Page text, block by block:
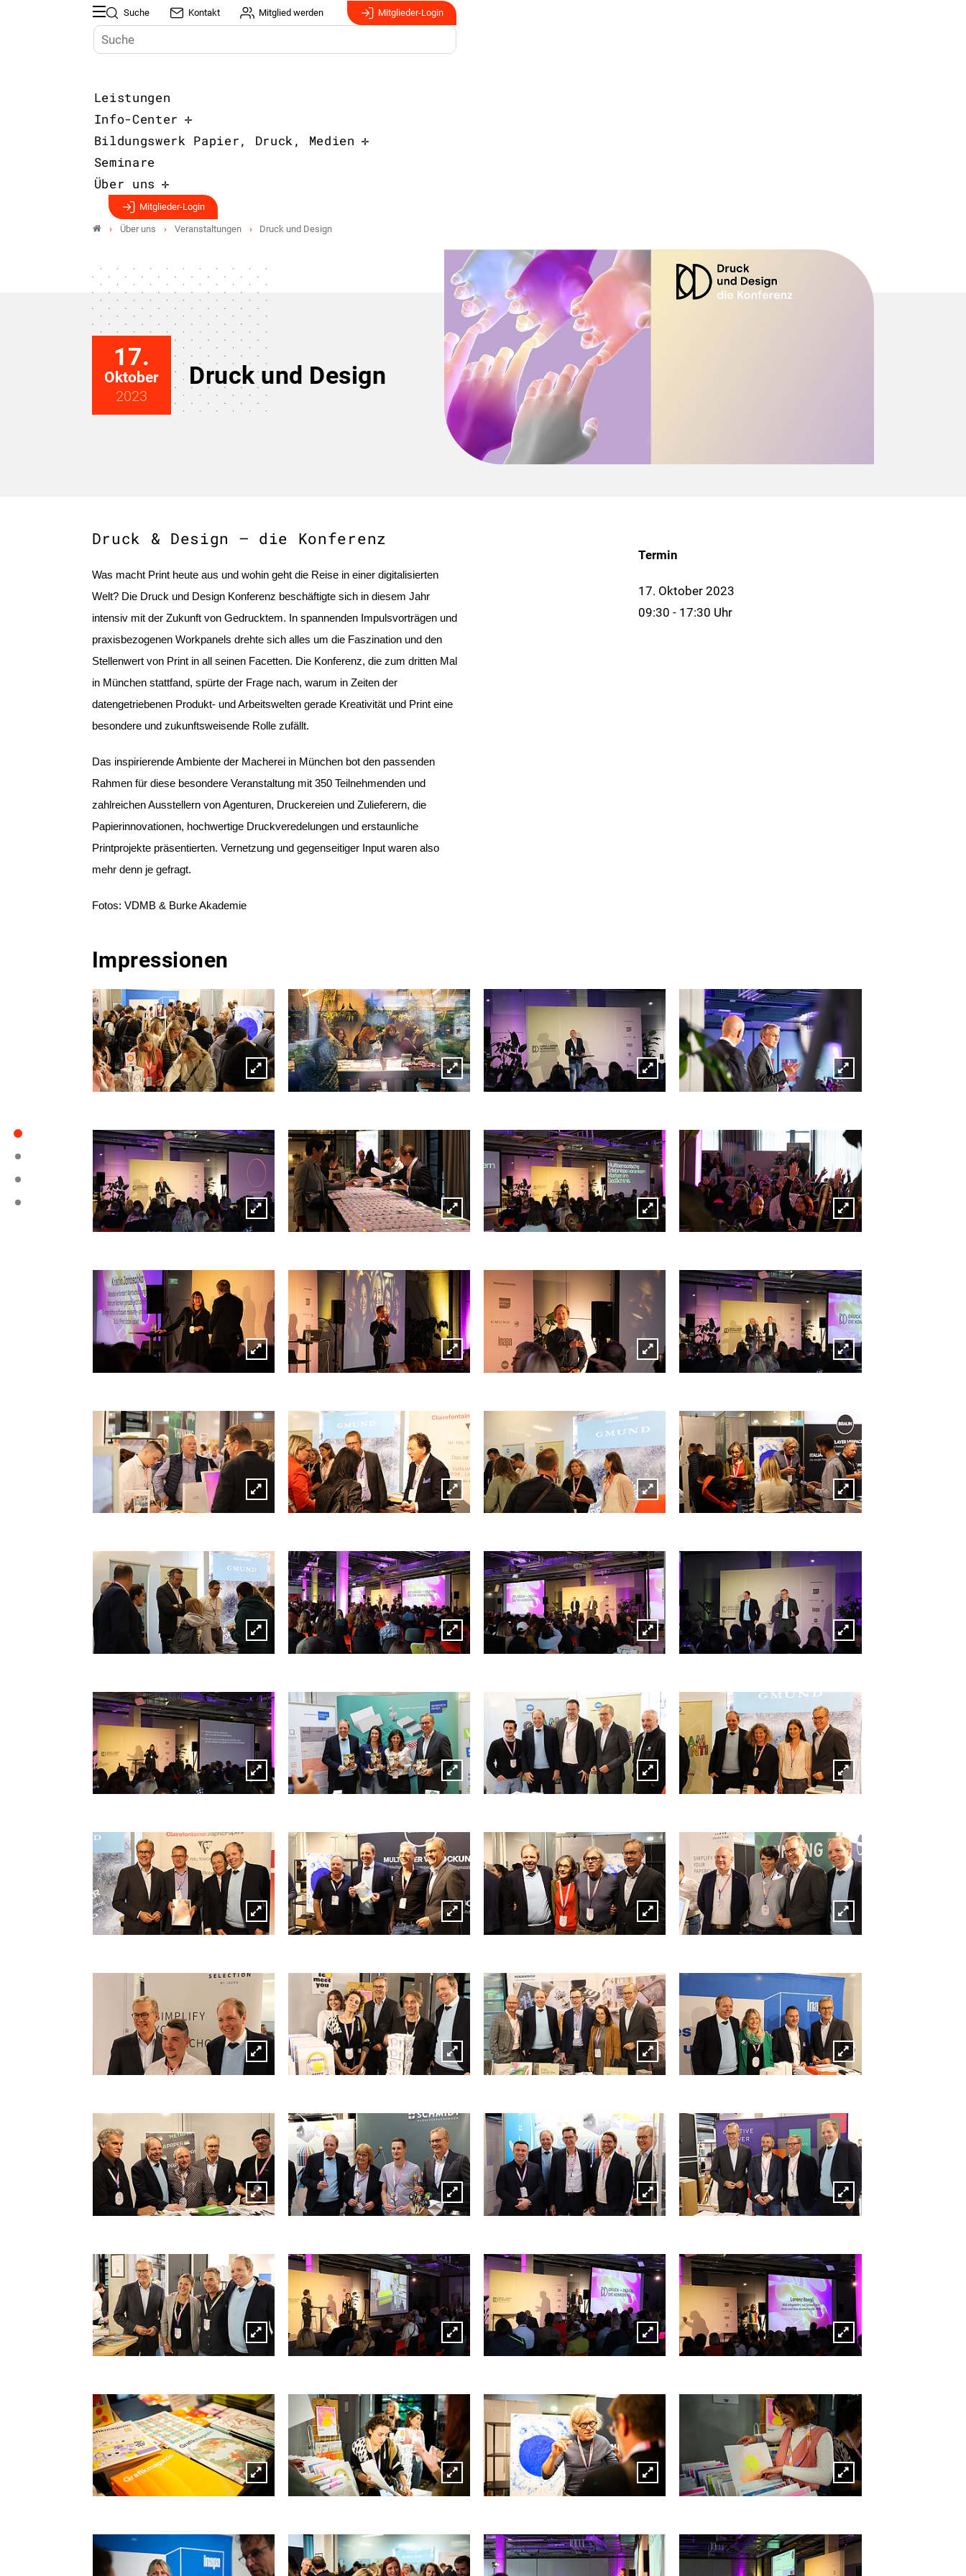
Suche Kontakt Mitglied werden Mitglieder-Login
Leistungen
Info-Center
Bildungswerk Papier, Druck, Medien
Seminare
Über uns
Mitglieder-Login
Über uns Veranstaltungen Druck und Design
17.
Oktober
2023
Druck und Design
Druck & Design – die Konferenz
Was macht Print heute aus und wohin geht die Reise in einer digitalisierten
Welt? Die Druck und Design Konferenz beschäftigte sich in diesem Jahr
intensiv mit der Zukunft von Gedrucktem. In spannenden Impulsvorträgen und
praxisbezogenen Workpanels drehte sich alles um die Faszination und den
Stellenwert von Print in all seinen Facetten. Die Konferenz, die zum dritten Mal
in München stattfand, spürte der Frage nach, warum in Zeiten der
datengetriebenen Produkt- und Arbeitswelten gerade Kreativität und Print eine
besondere und zukunftsweisende Rolle zufällt.
Das inspirierende Ambiente der Macherei in Münchenbot den passenden
Rahmen für diese besondere Veranstaltung mit 350 Teilnehmenden und
zahlreichen Ausstellern von Agenturen, Druckereien und Zulieferern, die
Papierinnovationen, hochwertige Druckveredelungen und erstaunliche
Printprojekte präsentierten. Vernetzung und gegenseitiger Input waren also
mehr denn je gefragt.
Fotos: VDMB & Burke Akademie
Termin
17. Oktober 2023
09:30 - 17:30 Uhr
Impressionen